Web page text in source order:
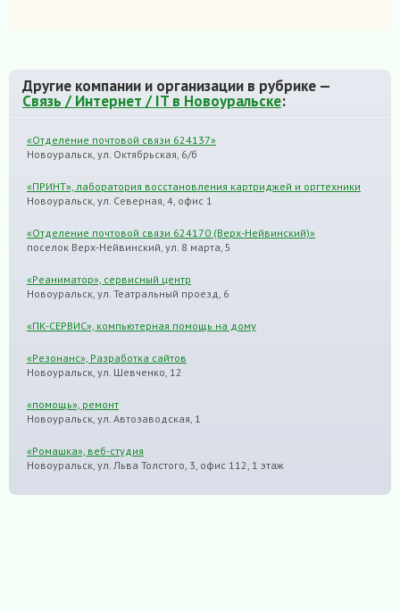
Другие компании и организации в рубрике —
Связь / Интернет / IT в Новоуральске:
«Отделение почтовой связи 624137»
Новоуральск, ул. Октябрьская, 6/б
«ПРИНТ», лаборатория восстановления картриджей и оргтехники
Новоуральск, ул. Северная, 4, офис 1
«Отделение почтовой связи 624170 (Верх-Нейвинский)»
поселок Верх-Нейвинский, ул. 8 марта, 5
«Реаниматор», сервисный центр
Новоуральск, ул. Театральный проезд, 6
«ПК-СЕРВИС», компьютерная помощь на дому
«Резонанс», Разработка сайтов
Новоуральск, ул. Шевченко, 12
«помощь», ремонт
Новоуральск, ул. Автозаводская, 1
«Ромашка», веб-студия
Новоуральск, ул. Льва Толстого, 3, офис 112, 1 этаж